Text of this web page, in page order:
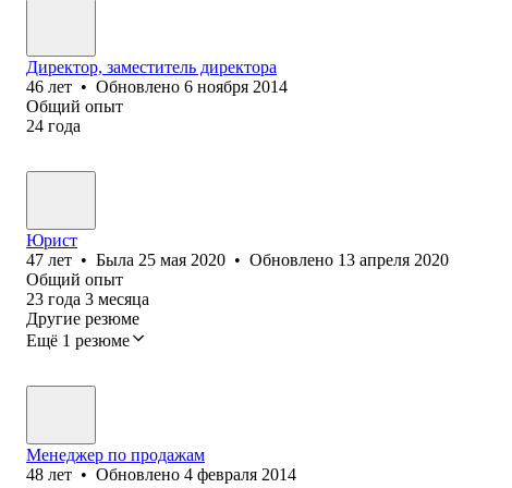
Директор, заместитель директора
46 лет • Обновлено 6 ноября 2014
Общий опыт
24 года
Юрист
47 лет • Была 25 мая 2020 • Обновлено 13 апреля 2020
Общий опыт
23 года 3 месяца
Другие резюме
Ещё 1 резюме
Менеджер по продажам
48 лет • Обновлено 4 февраля 2014